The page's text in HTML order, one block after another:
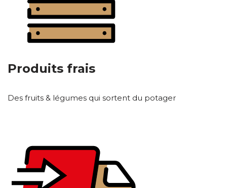
Produits frais
Des fruits & légumes qui sortent du potager